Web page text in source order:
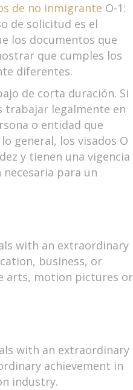
de no inmigrante O-1:
de solicitud es el
los documentos que
que cumples los
diferentes.
de corta duración. Si
trabajar legalmente en
o entidad que
general, los visados O
y tienen una vigencia
para un
with an extraordinary
business, or
arts, motion pictures or
with an extraordinary
achievement in
industry.